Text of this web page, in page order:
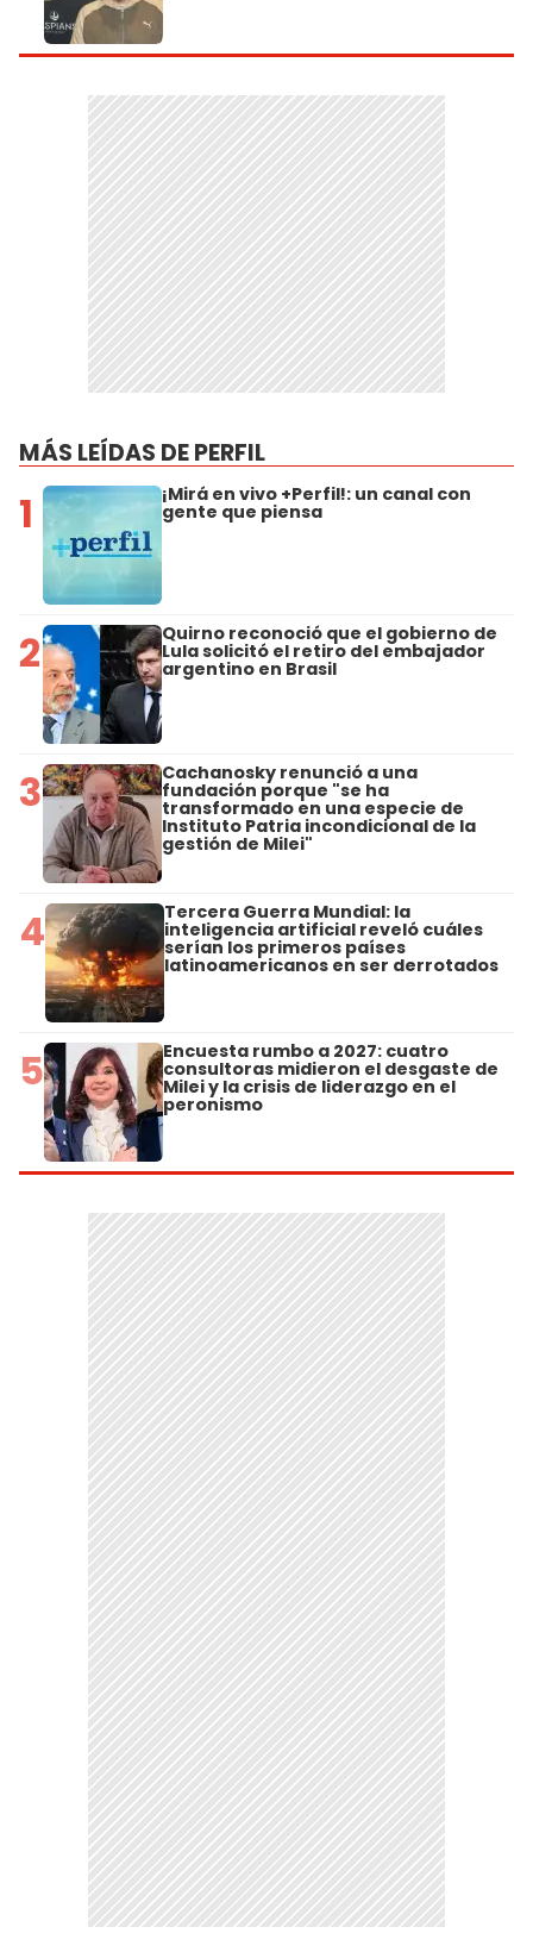
MÁS LEÍDAS DE PERFIL
1 ¡Mirá en vivo +Perfil!: un canal con
gente que piensa
2 Quirno reconoció que el gobierno de
Lula solicitó el retiro del embajador
argentino en Brasil
3 Cachanosky renunció a una
fundación porque "se ha
transformado en una especie de
Instituto Patria incondicional de la
gestión de Milei"
4 Tercera Guerra Mundial: la
inteligencia artificial reveló cuáles
serían los primeros países
latinoamericanos en ser derrotados
5 Encuesta rumbo a 2027: cuatro
consultoras midieron el desgaste de
Milei y la crisis de liderazgo en el
peronismo